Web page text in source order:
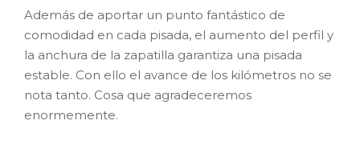
Además de aportar un punto fantástico de
comodidad en cada pisada, el aumento del perfil y
la anchura de la zapatilla garantiza una pisada
estable. Con ello el avance de los kilómetros no se
nota tanto. Cosa que agradeceremos
enormemente.